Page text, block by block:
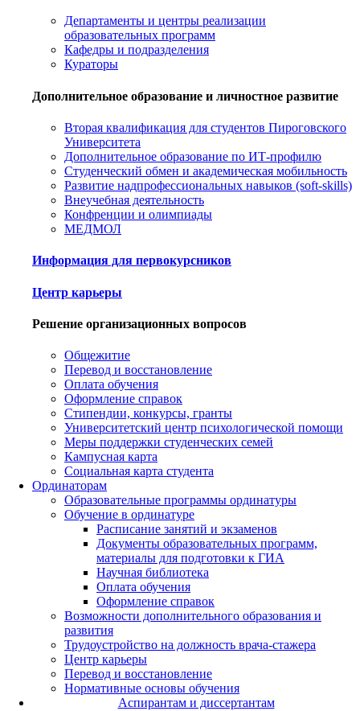
Департаменты и центры реализации
образовательных программ
Кафедры и подразделения
Кураторы
Дополнительное образование и личностное развитие
Вторая квалификация для студентов Пироговского
Университета
Дополнительное образование по ИТ-профилю
Студенческий обмен и академическая мобильность
Развитие надпрофессиональных навыков (soft-skills)
Внеучебная деятельность
Конфренции и олимпиады
МЕДМОЛ
Информация для первокурсников
Центр карьеры
Решение организационных вопросов
Общежитие
Перевод и восстановление
Оплата обучения
Оформление справок
Стипендии, конкурсы, гранты
Университетский центр психологической помощи
Меры поддержки студенческих семей
Кампусная карта
Социальная карта студента
Ординаторам
Образовательные программы ординатуры
Обучение в ординатуре
Расписание занятий и экзаменов
Документы образовательных программ,
материалы для подготовки к ГИА
Научная библиотека
Оплата обучения
Оформление справок
Возможности дополнительного образования и
развития
Трудоустройство на должность врача-стажера
Центр карьеры
Перевод и восстановление
Нормативные основы обучения
Аспирантам и диссертантам